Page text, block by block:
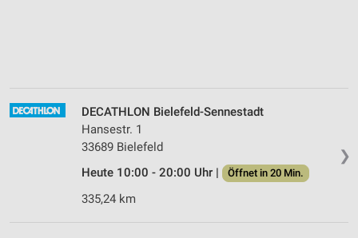
❯
DECATHLON Bielefeld-Sennestadt
Hansestr. 1
33689 Bielefeld
Heute 10:00 - 20:00 Uhr |
Öffnet in 20 Min.
335,24 km